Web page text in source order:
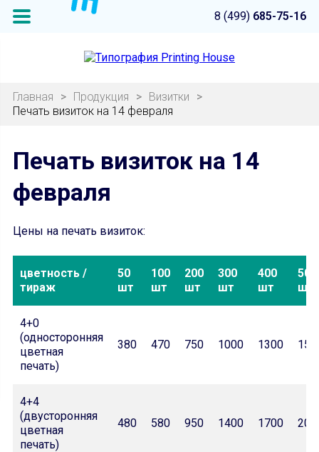
8 (499) 685-75-16
Главная > Продукция > Визитки
>
Печать визиток на 14 февраля
Печать визиток на 14
февраля
Цены на печать визиток:
цветность /
тираж
50
шт
100
шт
200
шт
300
шт
400
шт
500
шт
4+0
(односторонняя
цветная
печать)
380 470 750 1000 1300
4+4
(двусторонняя
цветная
печать)
480 580 950 1400 1700